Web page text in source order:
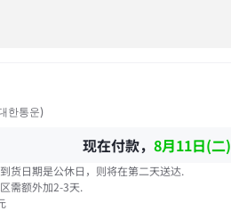
한통운)
现在付款， 8月11日(二)
货日期是公休日，则将在第二天送达.
需额外加2-3天.